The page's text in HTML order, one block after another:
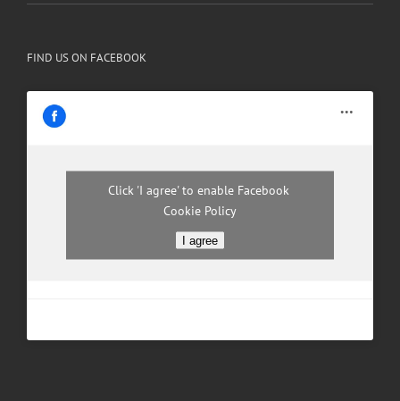
FIND US ON FACEBOOK
Click 'I agree' to enable Facebook
Cookie Policy
I agree